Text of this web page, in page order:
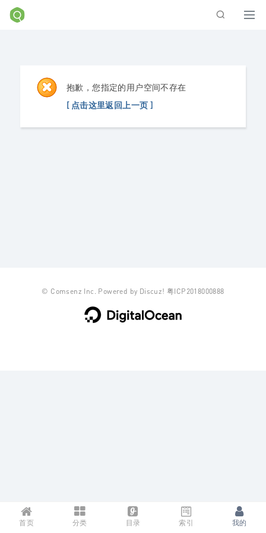
抱歉，您指定的用户空间不存在
[ 点击这里返回上一页 ]
首页 分类 目录 索引 我的
© Comsenz Inc. Powered by Discuz! 粤ICP2018000888